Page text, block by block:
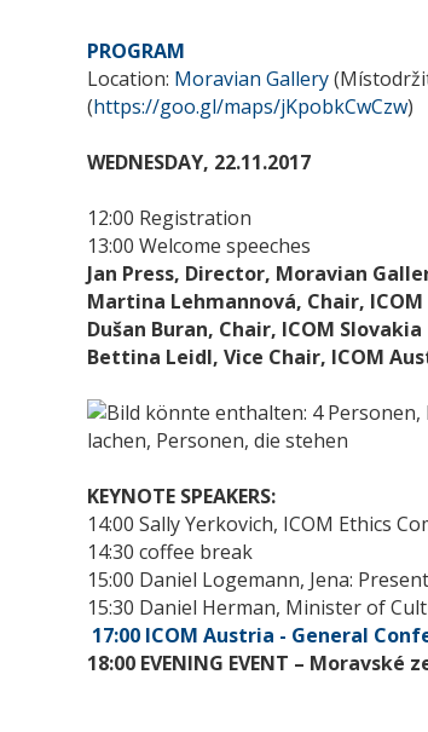
PROGRAM
Location: Moravian Gallery
(https://goo.gl/maps/jKpobkCwCzw)
WEDNESDAY, 22.11.2017
12:00 Registration
13:00 Welcome speeches
Jan Press, Director, Moravian
Martina Lehmannová, Chair, ICOM
Dušan Buran, Chair, ICOM Slovakia
Bettina Leidl, Vice Chair, ICOM
KEYNOTE SPEAKERS:
14:00 Sally Yerkovich, ICOM Ethics
14:30 coffee break
15:00 Daniel Logemann, Jena:
15:30 Daniel Herman, Minister of
17:00 ICOM Austria - General
18:00 EVENING EVENT – Moravské